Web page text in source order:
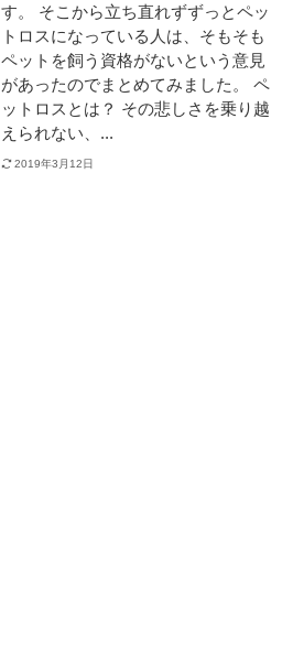
す。 そこから立ち直れずずっとペッ
トロスになっている人は、そもそも
ペットを飼う資格がないという意見
があったのでまとめてみました。 ペ
ットロスとは？ その悲しさを乗り越
えられない、...
2019年3月12日